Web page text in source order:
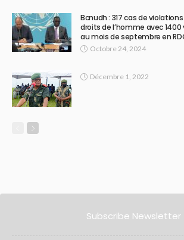
Bcnudh : 317 cas de
droits de l’homme avec
au mois de septembre en
Octobre 24, 2024
Décembre 1, 2022
Subscribe Newsletter